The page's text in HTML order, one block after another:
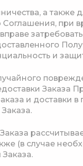
а также
Соглашения, при
и
Заказа
и доставки
(в случае